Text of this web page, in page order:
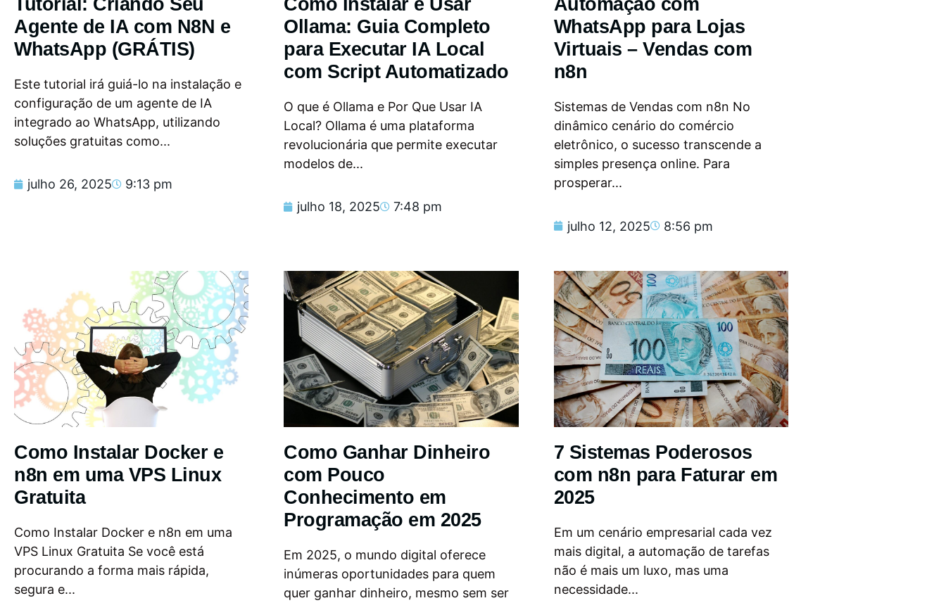
Agente de IA com N8N e
WhatsApp (GRÁTIS)
Este tutorial irá guiá-lo na instalação e
configuração de um agente de IA
integrado ao WhatsApp, utilizando
soluções gratuitas como...
julho 26, 2025 9:13 pm
Ollama: Guia Completo
para Executar IA Local
com Script Automatizado
O que é Ollama e Por Que Usar IA
Local? Ollama é uma plataforma
revolucionária que permite executar
modelos de...
julho 18, 2025 7:48 pm
Automação com
WhatsApp para Lojas
Virtuais – Vendas com
n8n
Sistemas de Vendas com n8n No
dinâmico cenário do comércio
eletrônico, o sucesso transcende a
simples presença online. Para
prosperar...
julho 12, 2025 8:56 pm
Como Instalar Docker e
n8n em uma VPS Linux
Gratuita
Como Instalar Docker e n8n em uma
VPS Linux Gratuita Se você está
procurando a forma mais rápida,
segura e...
Como Ganhar Dinheiro
com Pouco
Conhecimento em
Programação em 2025
Em 2025, o mundo digital oferece
inúmeras oportunidades para quem
quer ganhar dinheiro, mesmo sem ser
7 Sistemas Poderosos
com n8n para Faturar em
2025
Em um cenário empresarial cada vez
mais digital, a automação de tarefas
não é mais um luxo, mas uma
necessidade...